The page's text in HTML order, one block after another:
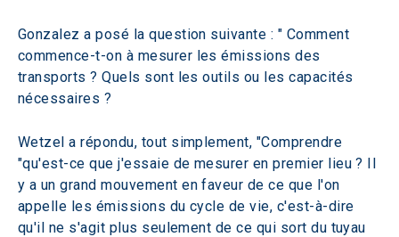
Gonzalez a posé la question suivante : " Comment
commence-t-on à mesurer les émissions des
transports ? Quels sont les outils ou les capacités
nécessaires ?
Wetzel a répondu, tout simplement, "Comprendre
"qu'est-ce que j'essaie de mesurer en premier lieu ? Il
y a un grand mouvement en faveur de ce que l'on
appelle les émissions du cycle de vie, c'est-à-dire
qu'il ne s'agit plus seulement de ce qui sort du tuyau